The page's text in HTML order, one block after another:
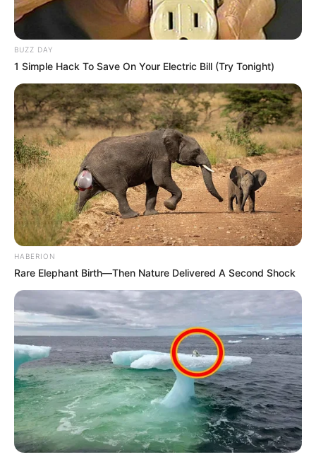
BUZZ DAY
1 Simple Hack To Save On Your Electric Bill (Try Tonight)
HABERION
Rare Elephant Birth—Then Nature Delivered A Second Shock